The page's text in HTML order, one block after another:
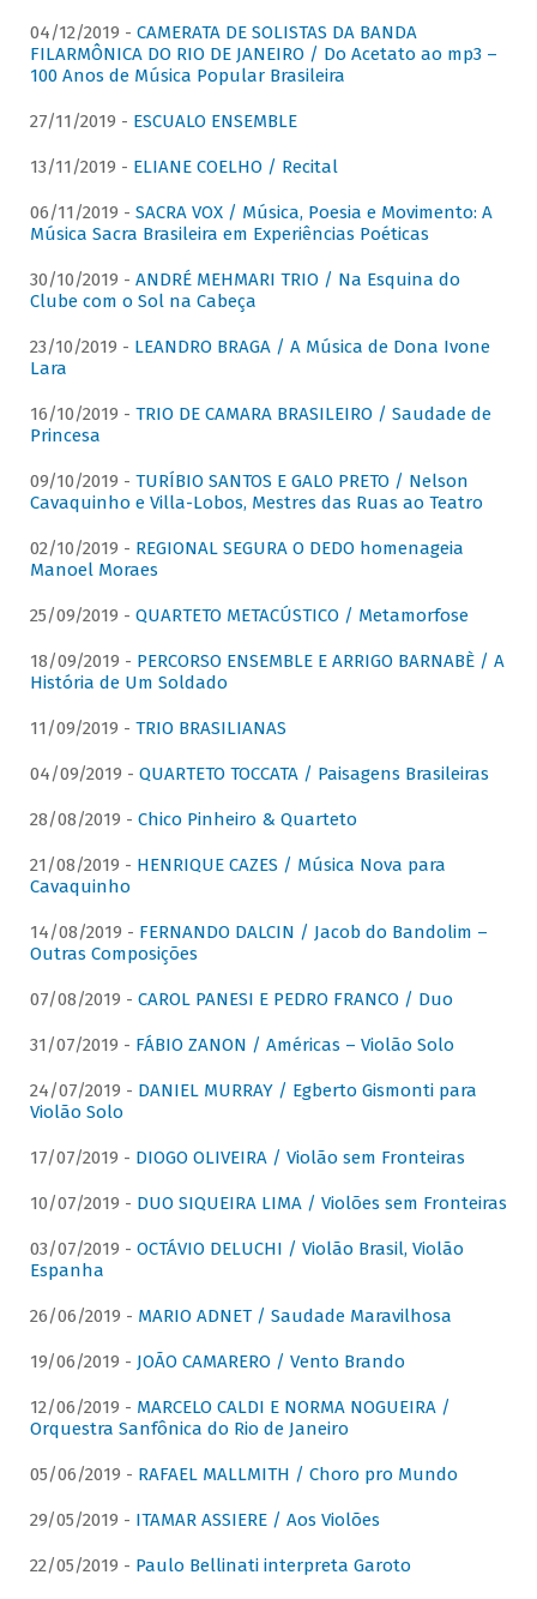
04/12/2019 - CAMERATA DE SOLISTAS DA BANDA
FILARMÔNICA DO RIO DE JANEIRO / Do Acetato ao mp3 –
100 Anos de Música Popular Brasileira
27/11/2019 - ESCUALO ENSEMBLE
13/11/2019 - ELIANE COELHO / Recital
06/11/2019 - SACRA VOX / Música, Poesia e Movimento: A
Música Sacra Brasileira em Experiências Poéticas
30/10/2019 - ANDRÉ MEHMARI TRIO / Na Esquina do
Clube com o Sol na Cabeça
23/10/2019 - LEANDRO BRAGA / A Música de Dona Ivone
Lara
16/10/2019 - TRIO DE CAMARA BRASILEIRO / Saudade de
Princesa
09/10/2019 - TURÍBIO SANTOS E GALO PRETO / Nelson
Cavaquinho e Villa-Lobos, Mestres das Ruas ao Teatro
02/10/2019 - REGIONAL SEGURA O DEDO homenageia
Manoel Moraes
25/09/2019 - QUARTETO METACÚSTICO / Metamorfose
18/09/2019 - PERCORSO ENSEMBLE E ARRIGO BARNABÈ / A
História de Um Soldado
11/09/2019 - TRIO BRASILIANAS
04/09/2019 - QUARTETO TOCCATA / Paisagens Brasileiras
28/08/2019 - Chico Pinheiro & Quarteto
21/08/2019 - HENRIQUE CAZES / Música Nova para
Cavaquinho
14/08/2019 - FERNANDO DALCIN / Jacob do Bandolim –
Outras Composições
07/08/2019 - CAROL PANESI E PEDRO FRANCO / Duo
31/07/2019 - FÁBIO ZANON / Américas – Violão Solo
24/07/2019 - DANIEL MURRAY / Egberto Gismonti para
Violão Solo
17/07/2019 - DIOGO OLIVEIRA / Violão sem Fronteiras
10/07/2019 - DUO SIQUEIRA LIMA / Violões sem Fronteiras
03/07/2019 - OCTÁVIO DELUCHI / Violão Brasil, Violão
Espanha
26/06/2019 - MARIO ADNET / Saudade Maravilhosa
19/06/2019 - JOÃO CAMARERO / Vento Brando
12/06/2019 - MARCELO CALDI E NORMA NOGUEIRA /
Orquestra Sanfônica do Rio de Janeiro
05/06/2019 - RAFAEL MALLMITH / Choro pro Mundo
29/05/2019 - ITAMAR ASSIERE / Aos Violões
22/05/2019 - Paulo Bellinati interpreta Garoto